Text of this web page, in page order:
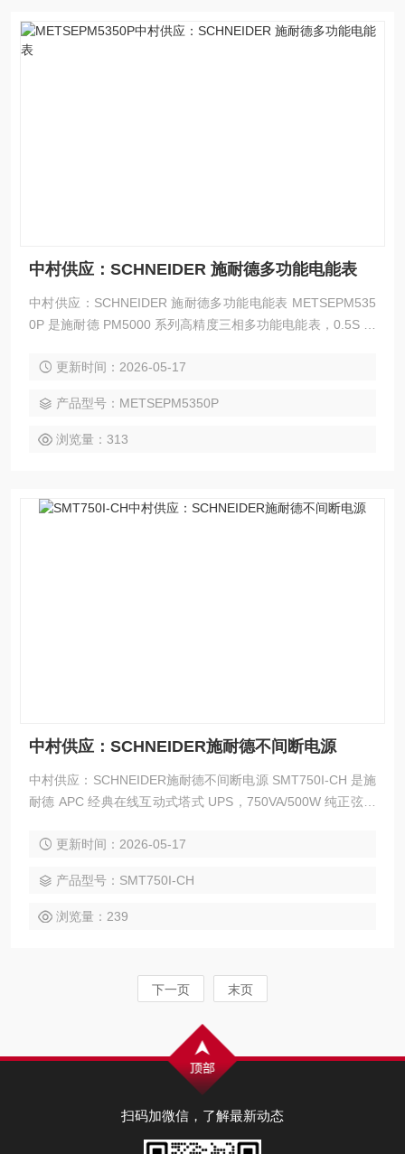
中村供应：SCHNEIDER 施耐德多功能电能表
中村供应：SCHNEIDER 施耐德多功能电能表 METSEPM535
0P 是施耐德 PM5000 系列高精度三相多功能电能表，0.5S 级
讯，用于配电盘柜、能源分项计量、电能质量监控与远程运
更新时间：2026-05-17
产品型号：METSEPM5350P
浏览量：313
中村供应：SCHNEIDER施耐德不间断电源
中村供应：SCHNEIDER施耐德不间断电源 SMT750I-CH 是施
耐德 APC 经典在线互动式塔式 UPS，750VA/500W 纯正弦波
器、网络设备、精密仪器、工控及办公guang键设备提供稳定
更新时间：2026-05-17
产品型号：SMT750I-CH
浏览量：239
下一页 末页
扫码加微信，了解最新动态